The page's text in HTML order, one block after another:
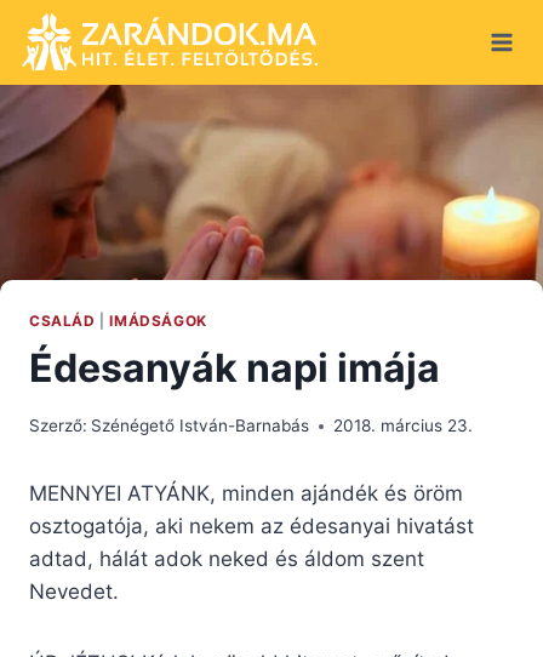
content
CSALÁD |IMÁDSÁGOK
Édesanyák napi imája
Szerző: Szénégető István-Barnabás 2018. március 23.
MENNYEI ATYÁNK, minden ajándék és öröm
osztogatója, aki nekem az édesanyai hivatást
adtad, hálát adok neked és áldom szent
Nevedet.